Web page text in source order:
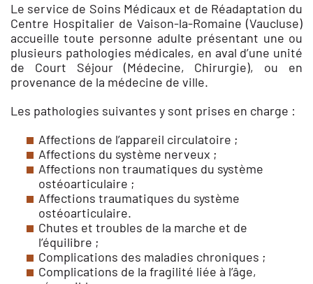
Le service de Soins Médicaux et de Réadaptation du
Centre Hospitalier de Vaison-la-Romaine (Vaucluse)
accueille toute personne adulte présentant une ou
plusieurs pathologies médicales, en aval d’une unité
de Court Séjour (Médecine, Chirurgie), ou en
provenance de la médecine de ville.
Les pathologies suivantes y sont prises en charge :
Affections de l’appareil circulatoire ;
Affections du système nerveux ;
Affections non traumatiques du système
ostéoarticulaire ;
Affections traumatiques du système
ostéoarticulaire.
Chutes et troubles de la marche et de
l’équilibre ;
Complications des maladies chroniques ;
Complications de la fragilité liée à l’âge,